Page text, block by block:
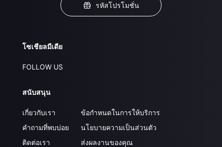
รหัสโปรโมชั่น
โซเชียลมีเดีย
FOLLOW US
สนับสนุน
เกี่ยวกับเรา
คำถามที่พบบ่อย
ติดต่อเรา
ข้อกำหนดในการให้บริการ
นโยบายความเป็นส่วนตัว
ส่งผลงานของคุณ